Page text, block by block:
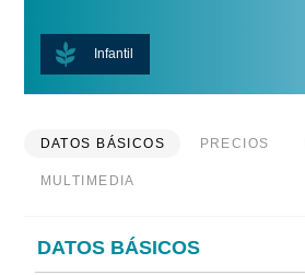
Infantil
DATOS BÁSICOS PRECIOS
MULTIMEDIA
DATOS BÁSICOS